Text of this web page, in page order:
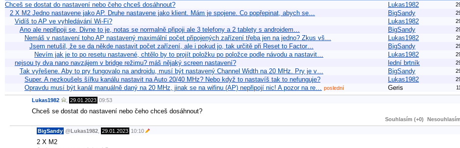
Chceš se dostat do nastavení nebo čeho chceš dosáhnout? Lukas1982
2 X M2 Jedno nastavene jako AP. Druhe nastavene jako klient. Mám je spojene. Co popřepinat, abych se… BigSandy
Vidíš to AP ve vyhledávání Wi-Fi? Lukas1982
Ano ale nepřipoji se. Divne to je, notas se normalně připoji ale 3 telefony a 2 tablety s androidem… BigSandy
Nemáš v nastavení toho AP nastavený maximální počet připojených zařízení třeba jen na jedno? Zkus vš… Lukas1982
Jsem netušil, že se da někde nastavit počet zařízení, ale i pokud jo, tak určitě při Reset to Factor… BigSandy
Nevím jak je to po resetu nastavené, chtělo by to projít položku po položce podle návodu a nastavit… Lukas1982
nejsou ty dva nano navzájem v bridge režimu? máš nějaký screen nastavení? lední brtník
Tak vyřešene. Aby to pry fungovalo na androidu, musí být nastavený Channel Width na 20 MHz. Pry je v… BigSandy
Super. A nezkoušels šířku kanálu nastavit na Auto 20/40 MHz? Nebo když to nastavíš tak to nefunguje? Lukas1982
Opravdu musí být kanál manuálně daný na 20 MHz, jinak se na wifinu (AP) nepřipojí nic! A pozor na re… poslední Geris
Lukas1982 29.01.2023 09:53
Chceš se dostat do nastavení nebo čeho chceš dosáhnout?
Souhlasím (+0)
BigSandy @Lukas1982 29.01.2023 10:10
2 X M2